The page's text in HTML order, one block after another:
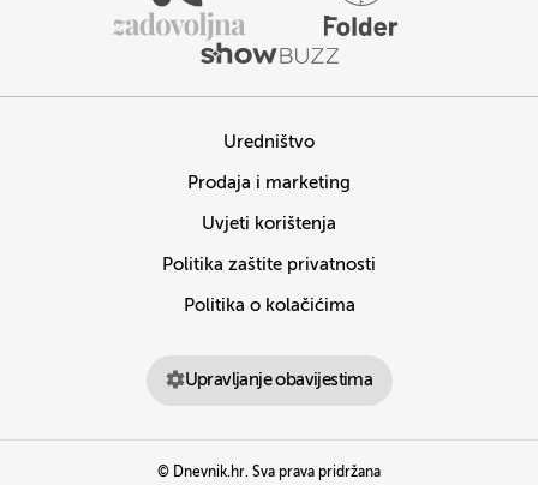
Uredništvo
Prodaja i marketing
Uvjeti korištenja
Politika zaštite privatnosti
Politika o kolačićima
Upravljanje obavijestima
© Dnevnik.hr. Sva prava pridržana